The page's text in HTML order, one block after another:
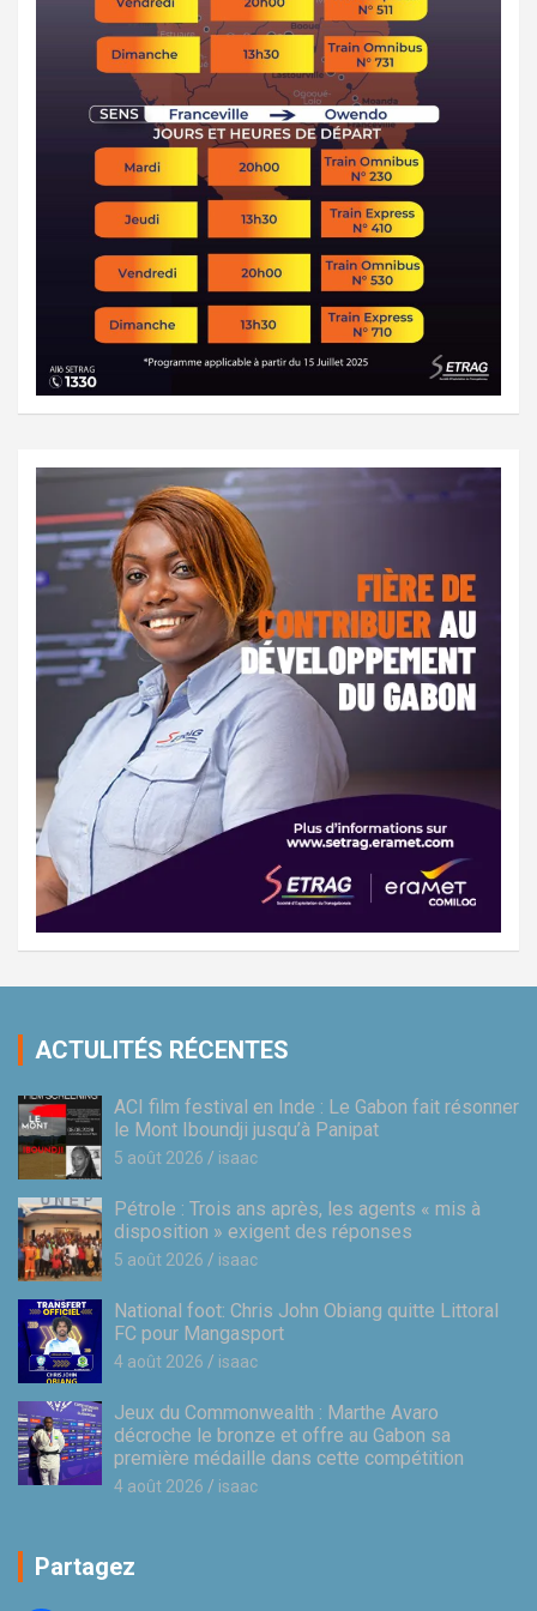
ACTULITÉS RÉCENTES
ACI film festival en Inde : Le Gabon fait résonner
le Mont Iboundji jusqu’à Panipat
5 août 2026 isaac
Pétrole : Trois ans après, les agents « mis à
disposition » exigent des réponses
5 août 2026 isaac
National foot: Chris John Obiang quitte Littoral
FC pour Mangasport
4 août 2026 isaac
Jeux du Commonwealth : Marthe Avaro
décroche le bronze et offre au Gabon sa
première médaille dans cette compétition
4 août 2026 isaac
Partagez